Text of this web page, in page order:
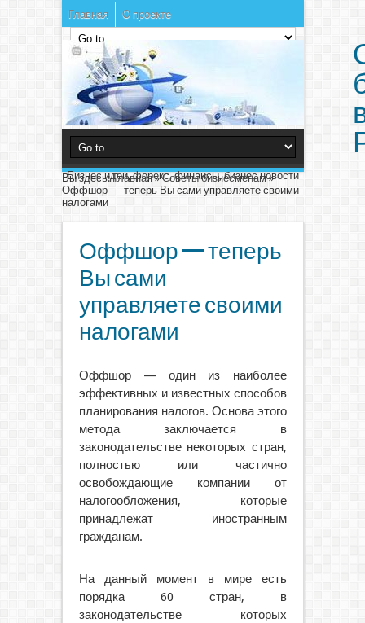
Главная О проекте
Бизнес идеи, форекс, финансы, бизнес новости
Вы здесь:Главная»Советы бизнесменам»
Оффшор — теперь Вы сами управляете своими
налогами
Оффшор — теперь
Вы сами
управляете своими
налогами
Оффшор — один из наиболее
эффективных и известных способов
планирования налогов. Основа этого
метода заключается в
законодательстве некоторых стран,
полностью или частично
освобождающие компании от
налогообложения, которые
принадлежат иностранным
гражданам.
На данный момент в мире есть
порядка 60 стран, в
законодательстве которых